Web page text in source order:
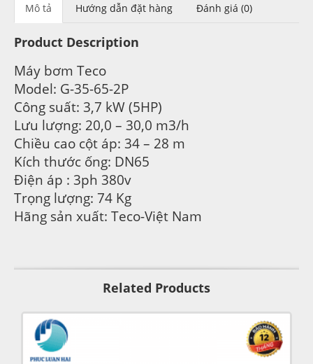
Mô tả Hướng dẫn đặt hàng Đánh giá (0)
Product Description
Máy bơm Teco
Model: G-35-65-2P
Công suất: 3,7 kW (5HP)
Lưu lượng: 20,0 – 30,0 m3/h
Chiều cao cột áp: 34 – 28 m
Kích thước ống: DN65
Điện áp : 3ph 380v
Trọng lượng: 74 Kg
Hãng sản xuất: Teco-Việt Nam
Related Products